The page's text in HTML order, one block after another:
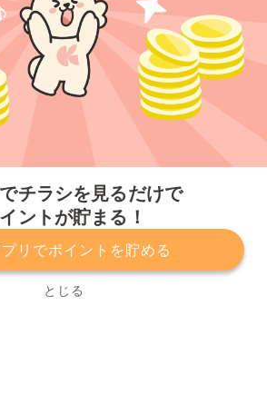
チラシを見るだけで
ントが貯まる！
リでポイントを貯める
とじる
ポリシー 利用規約
運営会社
のお問い合わせ